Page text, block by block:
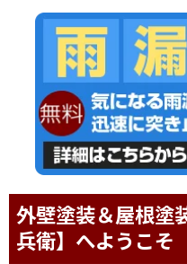
外壁塗装＆屋根塗
兵衛】へようこそ